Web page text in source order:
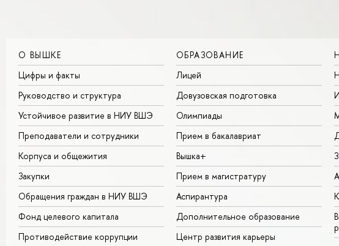
О ВЫШКЕ
Цифры и факты
Руководство и структура
Устойчивое развитие в НИУ ВШЭ
Преподаватели и сотрудники
Корпуса и общежития
Закупки
Обращения граждан в НИУ ВШЭ
Фонд целевого капитала
Противодействие коррупции
ОБРАЗОВАНИЕ
Лицей
Довузовская подготовка
Олимпиады
Прием в бакалавриат
Вышка+
Прием в магистратуру
Аспирантура
Дополнительное образование
Центр развития карьеры